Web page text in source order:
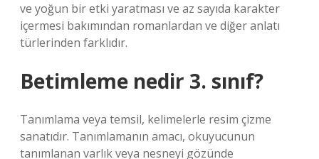
ve yoğun bir etki yaratması ve az sayıda karakter
içermesi bakımından romanlardan ve diğer anlatı
türlerinden farklıdır.
Betimleme nedir 3. sınıf?
Tanımlama veya temsil, kelimelerle resim çizme
sanatıdır. Tanımlamanın amacı, okuyucunun
tanımlanan varlık veya nesneyi gözünde